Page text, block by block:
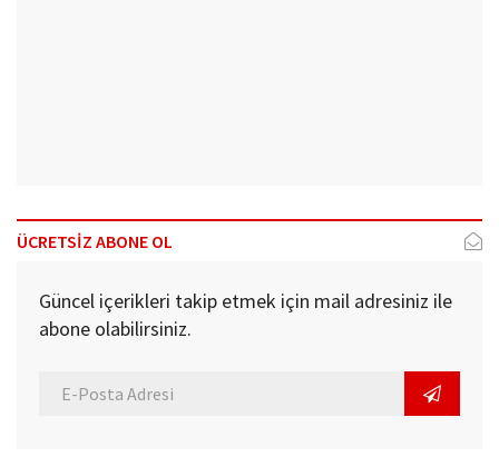
ÜCRETSİZ ABONE OL
Güncel içerikleri takip etmek için mail adresiniz ile
abone olabilirsiniz.